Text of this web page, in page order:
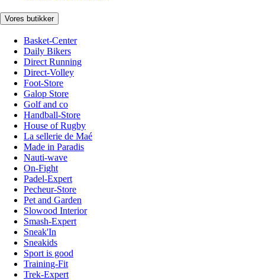
Vores butikker
Basket-Center
Daily Bikers
Direct Running
Direct-Volley
Foot-Store
Galop Store
Golf and co
Handball-Store
House of Rugby
La sellerie de Maé
Made in Paradis
Nauti-wave
On-Fight
Padel-Expert
Pecheur-Store
Pet and Garden
Slowood Interior
Smash-Expert
Sneak'In
Sneakids
Sport is good
Training-Fit
Trek-Expert